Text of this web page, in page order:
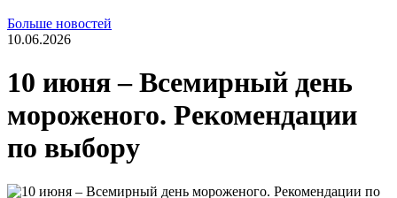
Больше новостей
10.06.2026
10 июня – Всемирный день
мороженого. Рекомендации
по выбору